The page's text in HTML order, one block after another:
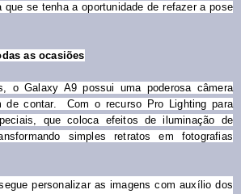
que se tenha a oportunidade de refazer a pose
as ocasiões
o Galaxy A9 possui uma poderosa câmera
de contar.
Com o recurso Pro Lighting para
que coloca efeitos de iluminação de
simples retratos em fotografias
personalizar as imagens com auxílio dos